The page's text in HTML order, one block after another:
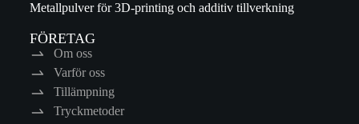
Metallpulver för 3D-printing och additiv tillverkning
FÖRETAG
Om oss
Varför oss
Tillämpning
Tryckmetoder